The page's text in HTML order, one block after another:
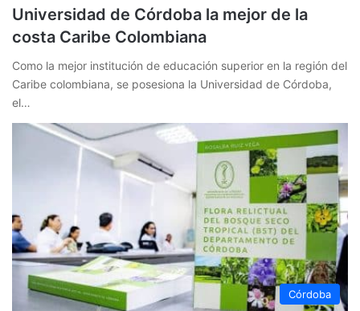
Universidad de Córdoba la mejor de la
costa Caribe Colombiana
Como la mejor institución de educación superior en la región del
Caribe colombiana, se posesiona la Universidad de Córdoba,
el…
Córdoba